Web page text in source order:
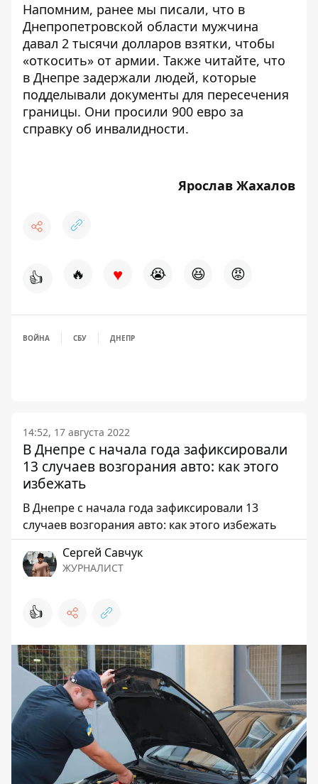
Напомним, ранее мы писали, что в
Днепропетровской области мужчина
давал 2 тысячи долларов взятки, чтобы
«откосить» от армии. Также читайте, что
в Днепре задержали людей, которые
подделывали документы для пересечения
границы. Они просили 900 евро за
справку об инвалидности.
Ярослав Жахалов
👍 🔥 ♥ 😭 😆 😡
ВОЙНА СБУ ДНЕПР
14:52, 17 августа 2022
В Днепре с начала года зафиксировали
13 случаев возгорания авто: как этого
избежать
В Днепре с начала года зафиксировали 13
случаев возгорания авто: как этого избежать
Сергей Савчук
ЖУРНАЛИСТ
👍